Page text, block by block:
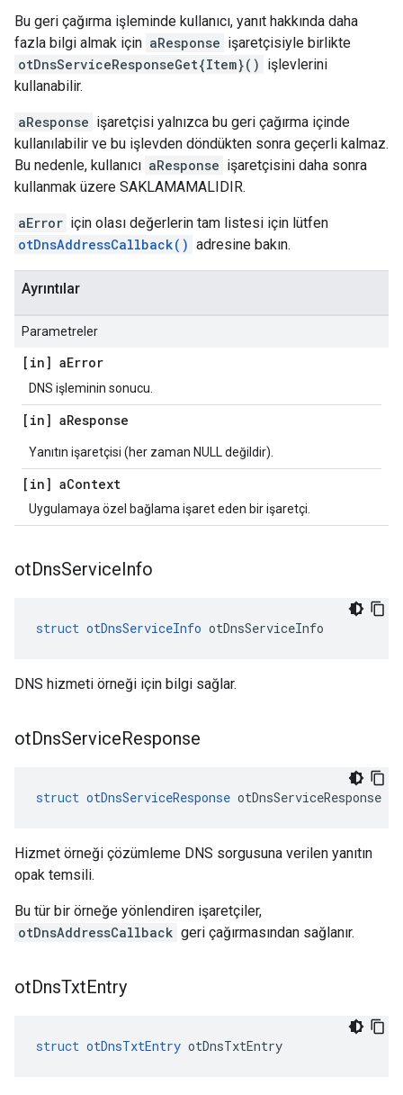
Bu geri çağırma işleminde kullanıcı, yanıt hakkında daha
fazla bilgi almak için aResponse işaretçisiyle birlikte
otDnsServiceResponseGet{Item}() işlevlerini
kullanabilir.
aResponse işaretçisi yalnızca bu geri çağırma içinde
kullanılabilir ve bu işlevden döndükten sonra geçerli kalmaz.
Bu nedenle, kullanıcı aResponse işaretçisini daha sonra
kullanmak üzere SAKLAMAMALIDIR.
aError için olası değerlerin tam listesi için lütfen
otDnsAddressCallback() adresine bakın.
Ayrıntılar
Parametreler
[in] aError
DNS işleminin sonucu.
[in] aResponse
Yanıtın işaretçisi (her zaman NULL değildir).
[in] aContext
Uygulamaya özel bağlama işaret eden bir işaretçi.
otDnsServiceInfo
struct otDnsServiceInfo otDnsServiceInfo
DNS hizmeti örneği için bilgi sağlar.
otDnsServiceResponse
struct otDnsServiceResponse otDnsServiceResponse
Hizmet örneği çözümleme DNS sorgusuna verilen yanıtın
opak temsili.
Bu tür bir örneğe yönlendiren işaretçiler,
otDnsAddressCallback geri çağırmasından sağlanır.
otDnsTxtEntry
struct otDnsTxtEntry otDnsTxtEntry